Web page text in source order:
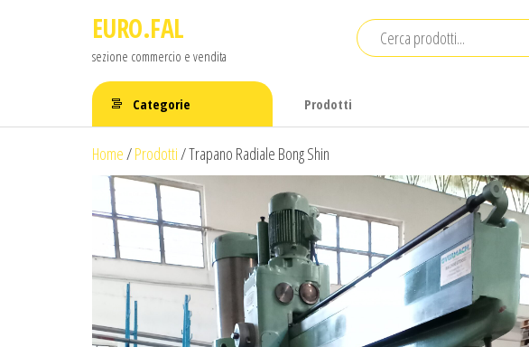
EURO.FAL
sezione commercio e vendita
Categorie Prodotti
Home/Prodotti/Trapano Radiale Bong Shin